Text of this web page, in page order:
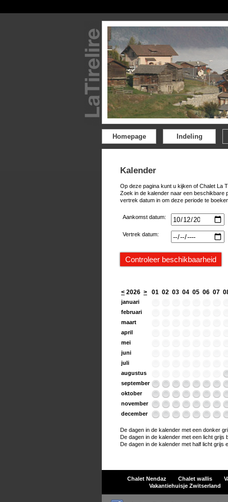
Homepage Indeling
Kalender
Op deze pagina kunt u kijken of Chalet La
Zoek in de kalender naar een beschikbare
vertrek datum in om deze periode te
Aankomst datum:
Vertrek datum:
< 2026 > 01 02 03 04 05 06 07
januari
februari
maart
april
mei
juni
juli
augustus
september
oktober
november
december
De dagen in de kalender met een donker
De dagen in de kalender met een licht grijs
De dagen in de kalender met half licht
Chalet Nendaz Chalet wallis
Vakantiehuisje Zwitserland